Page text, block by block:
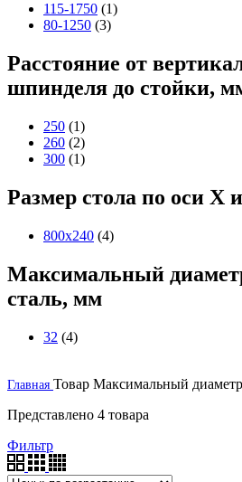
115-1750 (1)
80-1250 (3)
Расстояние от
шпинделя до стойки,
250 (1)
260 (2)
300 (1)
Размер стола по оси X
800х240 (4)
Максимальный
сталь, мм
32 (4)
Главная Товар Максимальный
Представлено 4 товара
Фильтр